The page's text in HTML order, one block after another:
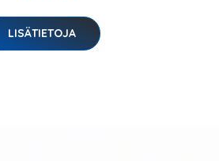
LISÄTIETOJA